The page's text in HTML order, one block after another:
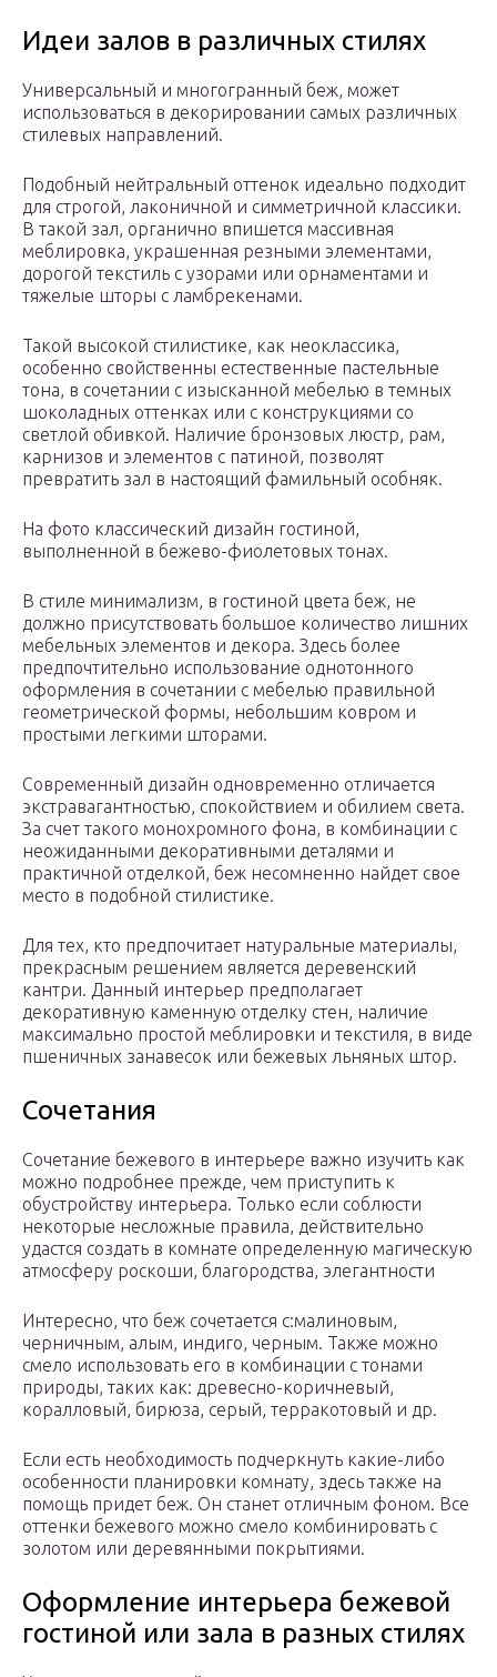
Идеи залов в различных стилях
Универсальный и многогранный беж, может
использоваться в декорировании самых различных
стилевых направлений.
Подобный нейтральный оттенок идеально подходит
для строгой, лаконичной и симметричной классики.
В такой зал, органично впишется массивная
меблировка, украшенная резными элементами,
дорогой текстиль с узорами или орнаментами и
тяжелые шторы с ламбрекенами.
Такой высокой стилистике, как неоклассика,
особенно свойственны естественные пастельные
тона, в сочетании с изысканной мебелью в темных
шоколадных оттенках или с конструкциями со
светлой обивкой. Наличие бронзовых люстр, рам,
карнизов и элементов с патиной, позволят
превратить зал в настоящий фамильный особняк.
На фото классический дизайн гостиной,
выполненной в бежево-фиолетовых тонах.
В стиле минимализм, в гостиной цвета беж, не
должно присутствовать большое количество лишних
мебельных элементов и декора. Здесь более
предпочтительно использование однотонного
оформления в сочетании с мебелью правильной
геометрической формы, небольшим ковром и
простыми легкими шторами.
Современный дизайн одновременно отличается
экстравагантностью, спокойствием и обилием света.
За счет такого монохромного фона, в комбинации с
неожиданными декоративными деталями и
практичной отделкой, беж несомненно найдет свое
место в подобной стилистике.
Для тех, кто предпочитает натуральные материалы,
прекрасным решением является деревенский
кантри. Данный интерьер предполагает
декоративную каменную отделку стен, наличие
максимально простой меблировки и текстиля, в виде
пшеничных занавесок или бежевых льняных штор.
Сочетания
Сочетание бежевого в интерьере важно изучить как
можно подробнее прежде, чем приступить к
обустройству интерьера. Только если соблюсти
некоторые несложные правила, действительно
удастся создать в комнате определенную магическую
атмосферу роскоши, благородства, элегантности
Интересно, что беж сочетается с:малиновым,
черничным, алым, индиго, черным. Также можно
смело использовать его в комбинации с тонами
природы, таких как: древесно-коричневый,
коралловый, бирюза, серый, терракотовый и др.
Если есть необходимость подчеркнуть какие-либо
особенности планировки комнату, здесь также на
помощь придет беж. Он станет отличным фоном. Все
оттенки бежевого можно смело комбинировать с
золотом или деревянными покрытиями.
Оформление интерьера бежевой
гостиной или зала в разных стилях